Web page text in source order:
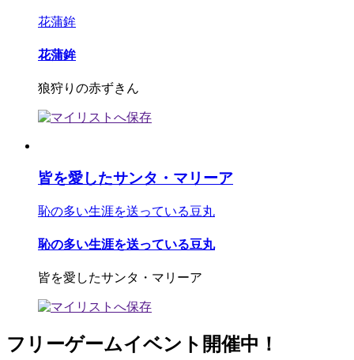
花蒲鉾
花蒲鉾
狼狩りの赤ずきん
皆を愛したサンタ・マリーア
恥の多い生涯を送っている豆丸
恥の多い生涯を送っている豆丸
皆を愛したサンタ・マリーア
フリーゲームイベント開催中！